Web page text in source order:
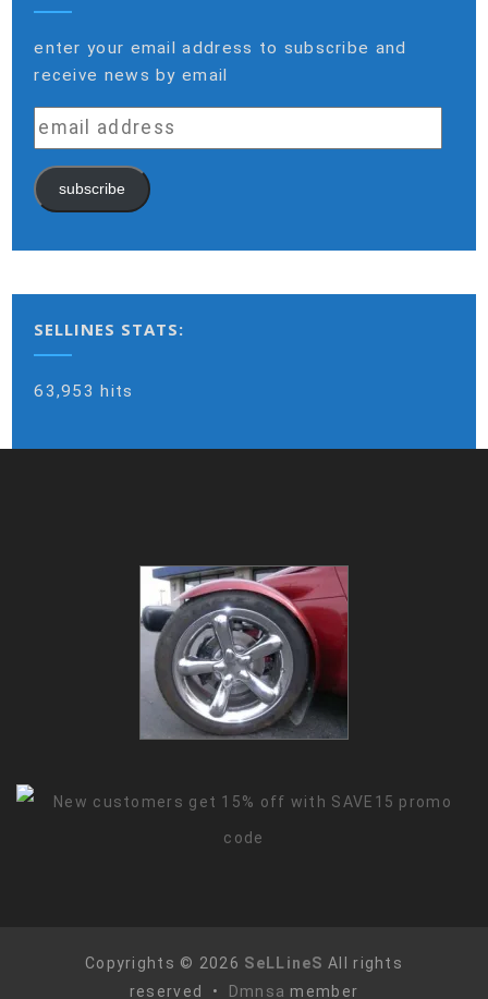
enter your email address to subscribe and
receive news by email
address
subscribe
SELLINES STATS:
63,953 hits
Copyrights © 2026 SeLLineS All rights
reserved •
Dmnsa member